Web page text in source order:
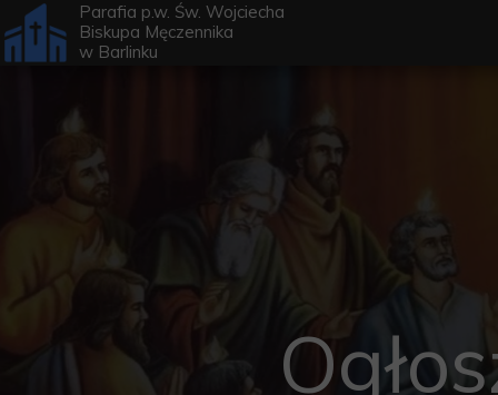
Parafia p.w. Św. Wojciecha
Biskupa Męczennika
w Barlinku